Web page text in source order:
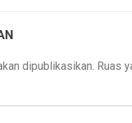
dipublikasikan. Ruas